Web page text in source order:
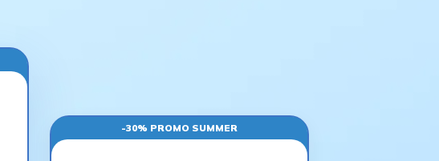
-30% PROMO SUMMER